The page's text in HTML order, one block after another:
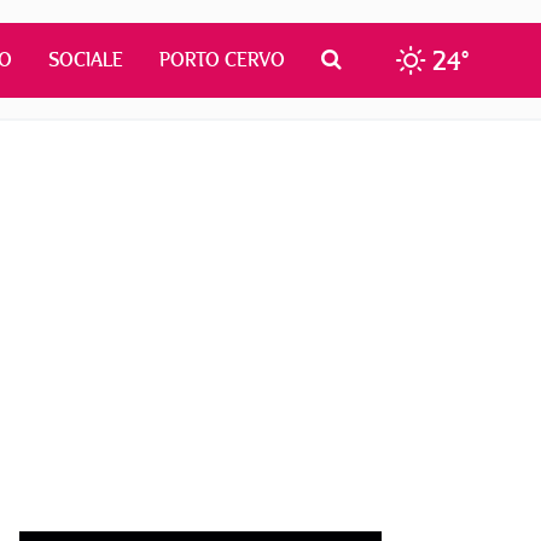
SOCIALE PORTO CERVO 24°